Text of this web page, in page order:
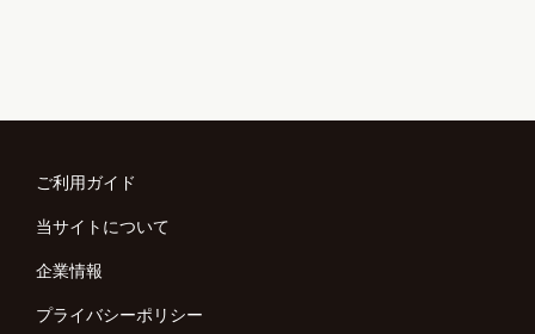
ご利用ガイド
当サイトについて
企業情報
プライバシーポリシー